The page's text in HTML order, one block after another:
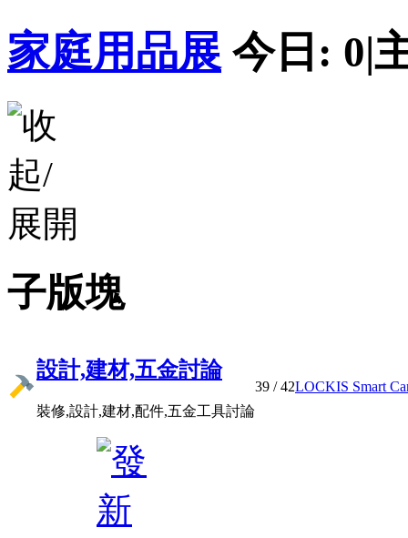
家庭用品展 今日: 0|
子版塊
設計,建材,五金討論
裝修,設計,建材,配件,五金工具討論
39 / 42LOCKIS Smart